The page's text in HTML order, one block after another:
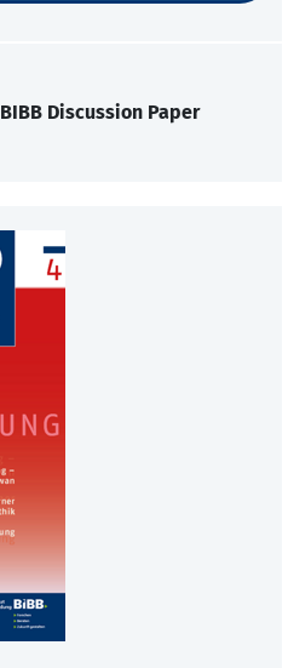
BIBB Discussion Paper